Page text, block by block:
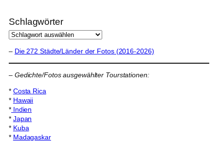
Schlagwörter
– Die 272 Städte/Länder der Fotos (2016-2026)
– Gedichte/Fotos ausgewählter Tourstationen:
* Costa Rica
* Hawaii
*Indien
* Japan
* Kuba
* Madagaskar